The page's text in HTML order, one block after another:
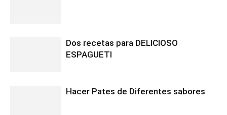
Dos recetas para DELICIOSO
ESPAGUETI
Hacer Pates de Diferentes sabores